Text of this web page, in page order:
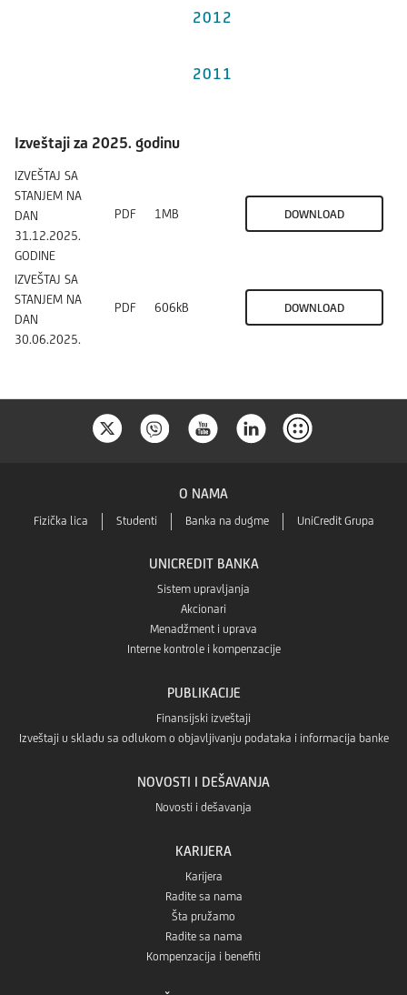
2012
2011
Izveštaji za 2025. godinu
IZVEŠTAJ SA
STANJEM NA
DAN
31.12.2025.
GODINE
PDF 1MB DOWNLOAD
IZVEŠTAJ SA
STANJEM NA
DAN
30.06.2025.
PDF 606kB DOWNLOAD
O NAMA
Fizička lica Studenti Banka na dugme UniCredit Grupa
UNICREDIT BANKA
Sistem upravljanja
Akcionari
Menadžment i uprava
Interne kontrole i kompenzacije
PUBLIKACIJE
Finansijski izveštaji
Izveštaji u skladu sa odlukom o objavljivanju podataka i informacija banke
NOVOSTI I DEŠAVANJA
Novosti i dešavanja
KARIJERA
Karijera
Radite sa nama
Šta pružamo
Radite sa nama
Kompenzacija i benefiti